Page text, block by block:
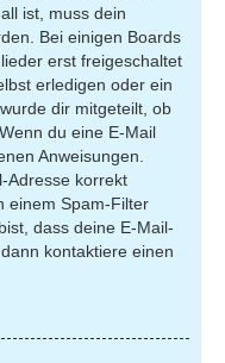
ist, muss dein
Bei einigen Boards
erst freigeschaltet
erledigen oder ein
dir mitgeteilt, ob
du eine E-Mail
Anweisungen.
Adresse korrekt
einem Spam-Filter
dass deine E-Mail-
kontaktiere einen